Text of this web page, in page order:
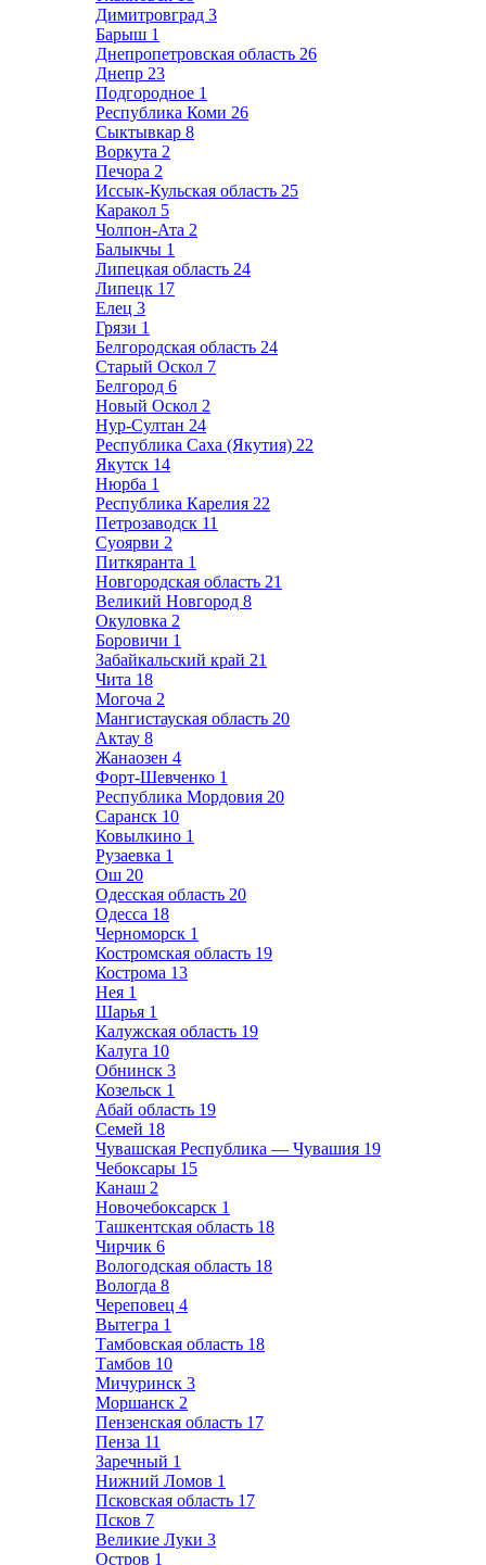
Димитровград 3
Барыш 1
Днепропетровская область 26
Днепр 23
Подгородное 1
Республика Коми 26
Сыктывкар 8
Воркута 2
Печора 2
Иссык-Кульская область 25
Каракол 5
Чолпон-Ата 2
Балыкчы 1
Липецкая область 24
Липецк 17
Елец 3
Грязи 1
Белгородская область 24
Старый Оскол 7
Белгород 6
Новый Оскол 2
Нур-Султан 24
Республика Саха (Якутия) 22
Якутск 14
Нюрба 1
Республика Карелия 22
Петрозаводск 11
Суоярви 2
Питкяранта 1
Новгородская область 21
Великий Новгород 8
Окуловка 2
Боровичи 1
Забайкальский край 21
Чита 18
Могоча 2
Мангистауская область 20
Актау 8
Жанаозен 4
Форт-Шевченко 1
Республика Мордовия 20
Саранск 10
Ковылкино 1
Рузаевка 1
Ош 20
Одесская область 20
Одесса 18
Черноморск 1
Костромская область 19
Кострома 13
Нея 1
Шарья 1
Калужская область 19
Калуга 10
Обнинск 3
Козельск 1
Абай область 19
Семей 18
Чувашская Республика — Чувашия 19
Чебоксары 15
Канаш 2
Новочебоксарск 1
Ташкентская область 18
Чирчик 6
Вологодская область 18
Вологда 8
Череповец 4
Вытегра 1
Тамбовская область 18
Тамбов 10
Мичуринск 3
Моршанск 2
Пензенская область 17
Пенза 11
Заречный 1
Нижний Ломов 1
Псковская область 17
Псков 7
Великие Луки 3
Остров 1